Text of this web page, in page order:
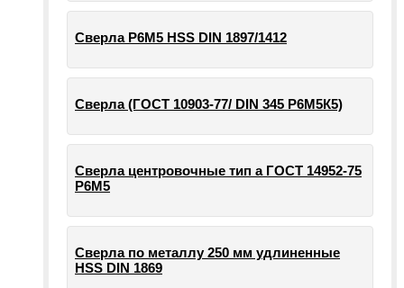
Сверла Р6М5 HSS DIN 1897/1412
Сверла (ГОСТ 10903-77/ DIN 345 Р6М5К5)
Сверла центровочные тип а ГОСТ 14952-75
Р6М5
Сверла по металлу 250 мм удлиненные
HSS DIN 1869